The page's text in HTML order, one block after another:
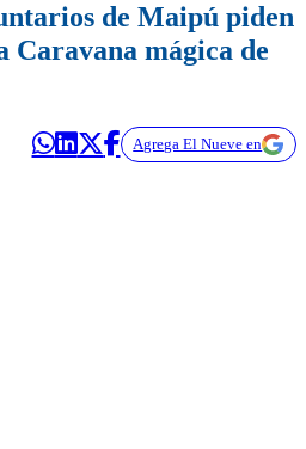
de Maipú piden
Caravana mágica de
Agrega El Nueve en